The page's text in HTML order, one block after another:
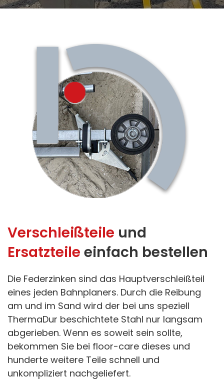
Verschleißteile und
Ersatzteile einfach bestellen
Die Federzinken sind das Hauptverschleißteil
eines jeden Bahnplaners. Durch die Reibung
am und im Sand wird der bei uns speziell
ThermaDur beschichtete Stahl nur langsam
abgerieben. Wenn es soweit sein sollte,
bekommen Sie bei floor-care dieses und
hunderte weitere Teile schnell und
unkompliziert nachgeliefert.